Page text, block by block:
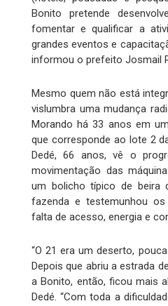
Bonito pretende
fomentar e qualificar a
grandes eventos e
informou o prefeito Josmail
Mesmo quem não está
vislumbra uma mudança
Morando há 33 anos em
que corresponde ao lote 2
Dedé, 66 anos, vê o
movimentação das
um bolicho típico de beira
fazenda e testemunhou
falta de acesso, energia e
“O 21 era um deserto,
Depois que abriu a estrada
a Bonito, então, ficou mais
Dedé. “Com toda a